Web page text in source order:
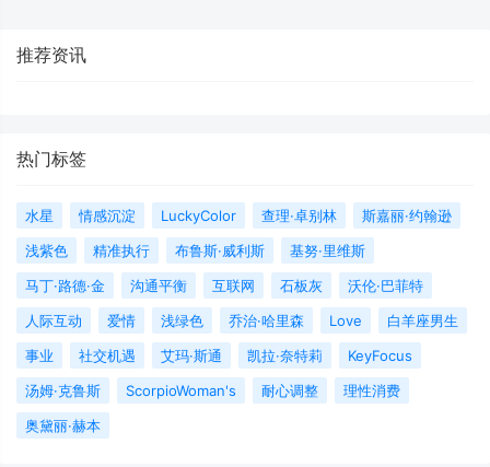
推荐资讯
热门标签
水星 情感沉淀 LuckyColor 查理·卓别林
斯嘉丽·约翰逊
浅紫色
精准执行 布鲁斯·威利斯
基努·里维斯
马丁·路德·金
沟通平衡 互联网 石板灰
沃伦·巴菲特
人际互动
爱情 浅绿色 乔治·哈里森 Love
白羊座男生
事业
社交机遇 艾玛·斯通 凯拉·奈特莉
KeyFocus
汤姆·克鲁斯
ScorpioWoman's 耐心调整
理性消费
奥黛丽·赫本